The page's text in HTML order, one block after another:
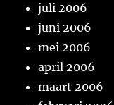
juli 2006
juni 2006
mei 2006
april 2006
maart 2006